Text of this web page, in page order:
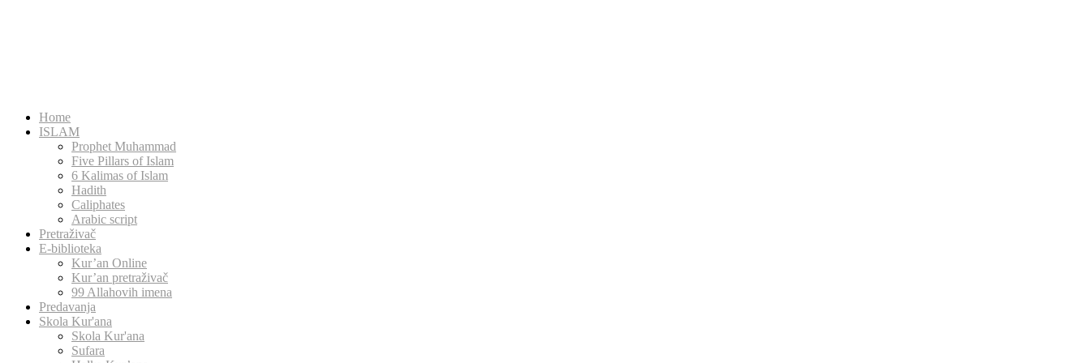
Home
ISLAM
Prophet Muhammad
Five Pillars of Islam
6 Kalimas of Islam
Hadith
Caliphates
Arabic script
Pretraživač
E-biblioteka
Kur’an Online
Kur’an pretraživač
99 Allahovih imena
Predavanja
Skola Kur'ana
Skola Kur'ana
Sufara